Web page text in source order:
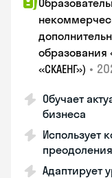
образования
«СКАЕНГ») •
Обучает
бизнеса
Использует
Адаптирует